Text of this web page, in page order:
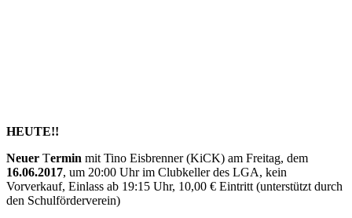
HEUTE!!
Neuer Termin mit Tino Eisbrenner (KiCK) am Freitag, dem
16.06.2017, um 20:00 Uhr im Clubkeller des LGA, kein
Vorverkauf, Einlass ab 19:15 Uhr, 10,00 € Eintritt (unterstützt durch
den Schulförderverein)